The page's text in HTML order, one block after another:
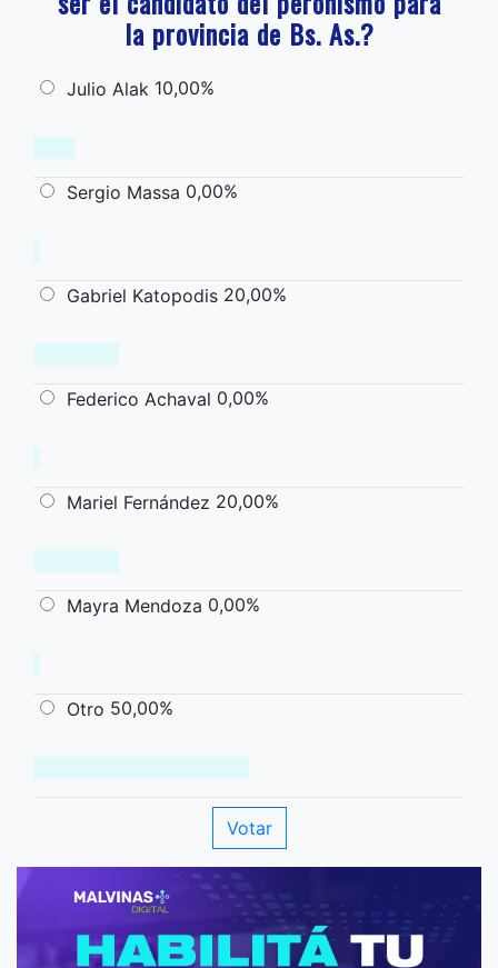
la provincia de Bs. As.?
Julio Alak 10,00%
Sergio Massa 0,00%
Gabriel Katopodis 20,00%
Federico Achaval 0,00%
Mariel Fernández 20,00%
Mayra Mendoza 0,00%
Otro 50,00%